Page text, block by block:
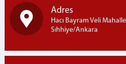
Adres
Hacı Bayram Veli
Sıhhiye/Ankara